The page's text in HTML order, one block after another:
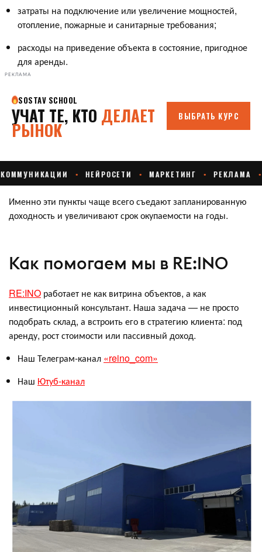
затраты на подключение или увеличение мощностей,
отопление, пожарные и санитарные требования;
расходы на приведение объекта в состояние, пригодное
для аренды.
РЕКЛАМА
Именно эти пункты чаще всего съедают запланированную
доходность и увеличивают срок окупаемости на годы.
Как помогаем мы в RE:INO
RE:INO работает не как витрина объектов, а как
инвестиционный консультант. Наша задача — не просто
подобрать склад, а встроить его в стратегию клиента: под
аренду, рост стоимости или пассивный доход.
Наш Телеграм-канал «reino_com»
Наш Ютуб-канал